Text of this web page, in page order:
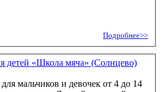
Подробнее>>
детей «Школа мяча» (Солнцево)
мальчиков и девочек от 4 до 14